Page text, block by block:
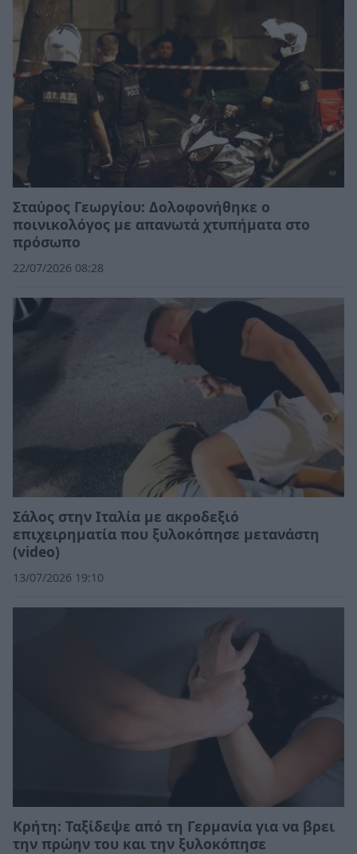
Σταύρος Γεωργίου: Δολοφονήθηκε ο
ποινικολόγος με απανωτά χτυπήματα στο
πρόσωπο
22/07/2026 08:28
Σάλος στην Ιταλία με ακροδεξιό
επιχειρηματία που ξυλοκόπησε μετανάστη
(video)
13/07/2026 19:10
Κρήτη: Ταξίδεψε από τη Γερμανία για να βρει
την πρώην του και την ξυλοκόπησε